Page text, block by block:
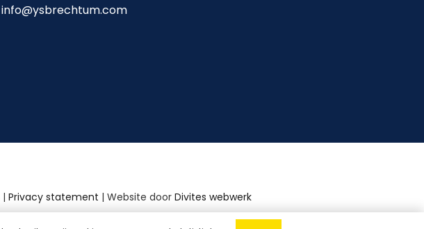
info@ysbrechtum.com
| Privacy statement | Website door Divites webwerk